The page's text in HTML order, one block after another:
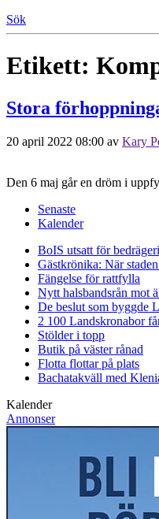
Sök
Etikett:
Stora
20 april 2022 08:00 av Kary
Den 6 maj går en dröm i
Senaste
Kalender
BoIS utsatt för
Gästkrönika: När
Fängelse för rattfylla
Nytt halsbandsrån mot
De beslut som byggde
2 100 Landskronabor
Stölder i topp
Butik på väster rånad
Flotta flottar på plats
Bachatakväll med
Kalender
Annonser